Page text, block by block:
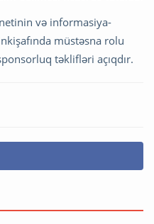
və informasiya-
müstəsna rolu
təklifləri açıqdır.